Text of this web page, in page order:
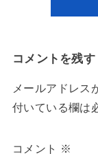
コメントを残す
メールアドレス
付いている欄は
コメント ※